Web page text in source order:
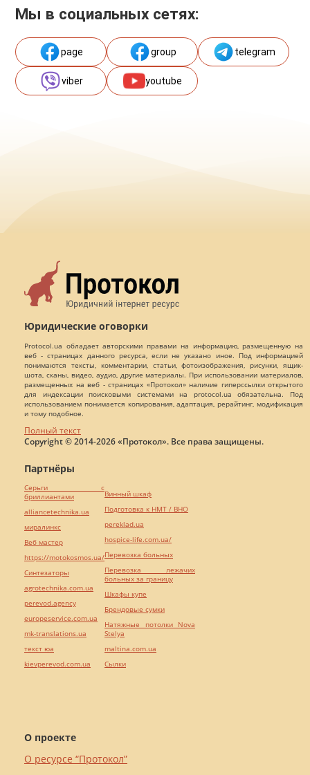
Мы в социальных сетях:
page group telegram
viber youtube
Юридические оговорки
Protocol.ua обладает авторскими правами на информацию, размещенную на
веб - страницах данного ресурса, если не указано иное. Под информацией
понимаются тексты, комментарии, статьи, фотоизображения, рисунки, ящик-
шота, сканы, видео, аудио, другие материалы. При использовании материалов,
размещенных на веб - страницах «Протокол» наличие гиперссылки открытого
для индексации поисковыми системами на protocol.ua обязательна. Под
использованием понимается копирования, адаптация, рерайтинг, модификация
и тому подобное.
Полный текст
Copyright © 2014-2026 «Протокол». Все права защищены.
О проекте
О ресурсе “Протокол”
Партнёры
Серьги с
бриллиантами
alliancetechnika.ua
миралинкс
Веб мастер
https://motokosmos.ua/
Синтезаторы
agrotechnika.com.ua
perevod.agency
europeservice.com.ua
mk-translations.ua
текст юа
kievperevod.com.ua
Винный шкаф
Подготовка к НМТ / ВНО
pereklad.ua
hospice-life.com.ua/
Перевозка больных
Перевозка лежачих
больных за границу
Шкафы купе
Брендовые сумки
Натяжные потолки Nova
Stelya
maltina.com.ua
Cылки